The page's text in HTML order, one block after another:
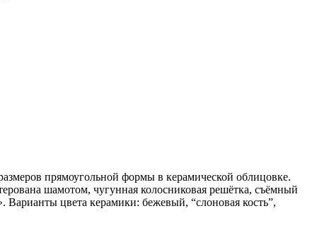
прямоугольной формы в керамической облицовке.
шамотом, чугунная колосниковая решётка, съёмный
Варианты цвета керамики: бежевый, “слоновая кость”,